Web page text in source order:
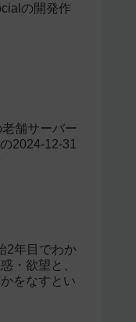
の開発作
舗サーバー
2024-12-31
2年目でわか
・欲望と、
をなすとい